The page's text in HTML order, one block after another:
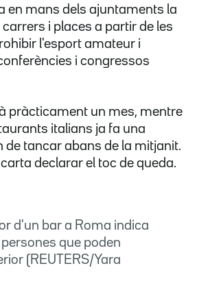
en mans dels ajuntaments la
i places a partir de les
l'esport amateur i
i congressos
pràcticament un mes, mentre
italians ja fa una
de tancar abans de la mitjanit.
declarar el toc de queda.
d'un bar a Roma indica
que poden
(REUTERS/Yara